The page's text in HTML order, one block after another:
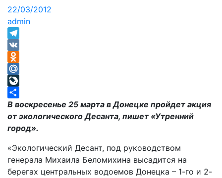
22/03/2012
admin
Telegram
VK
Odnoklassniki
Mail.Ru
LiveJournal
Отправить
В воскресенье 25 марта в Донецке пройдет акция
от экологического Десанта, пишет «Утренний
город».
«Экологический Десант, под руководством
генерала Михаила Беломихина высадится на
берегах центральных водоемов Донецка – 1-го и 2-